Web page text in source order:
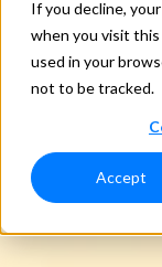
If you decline,
when you visit
used in your
not to be tracked.
Accept